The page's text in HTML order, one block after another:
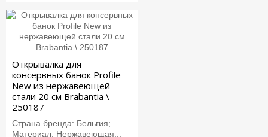
Открывалка для
консервных банок Profile
New из нержавеющей
стали 20 см Brabantia \
250187
Страна бренда: Бельгия;
Материал: Нержавеющая...